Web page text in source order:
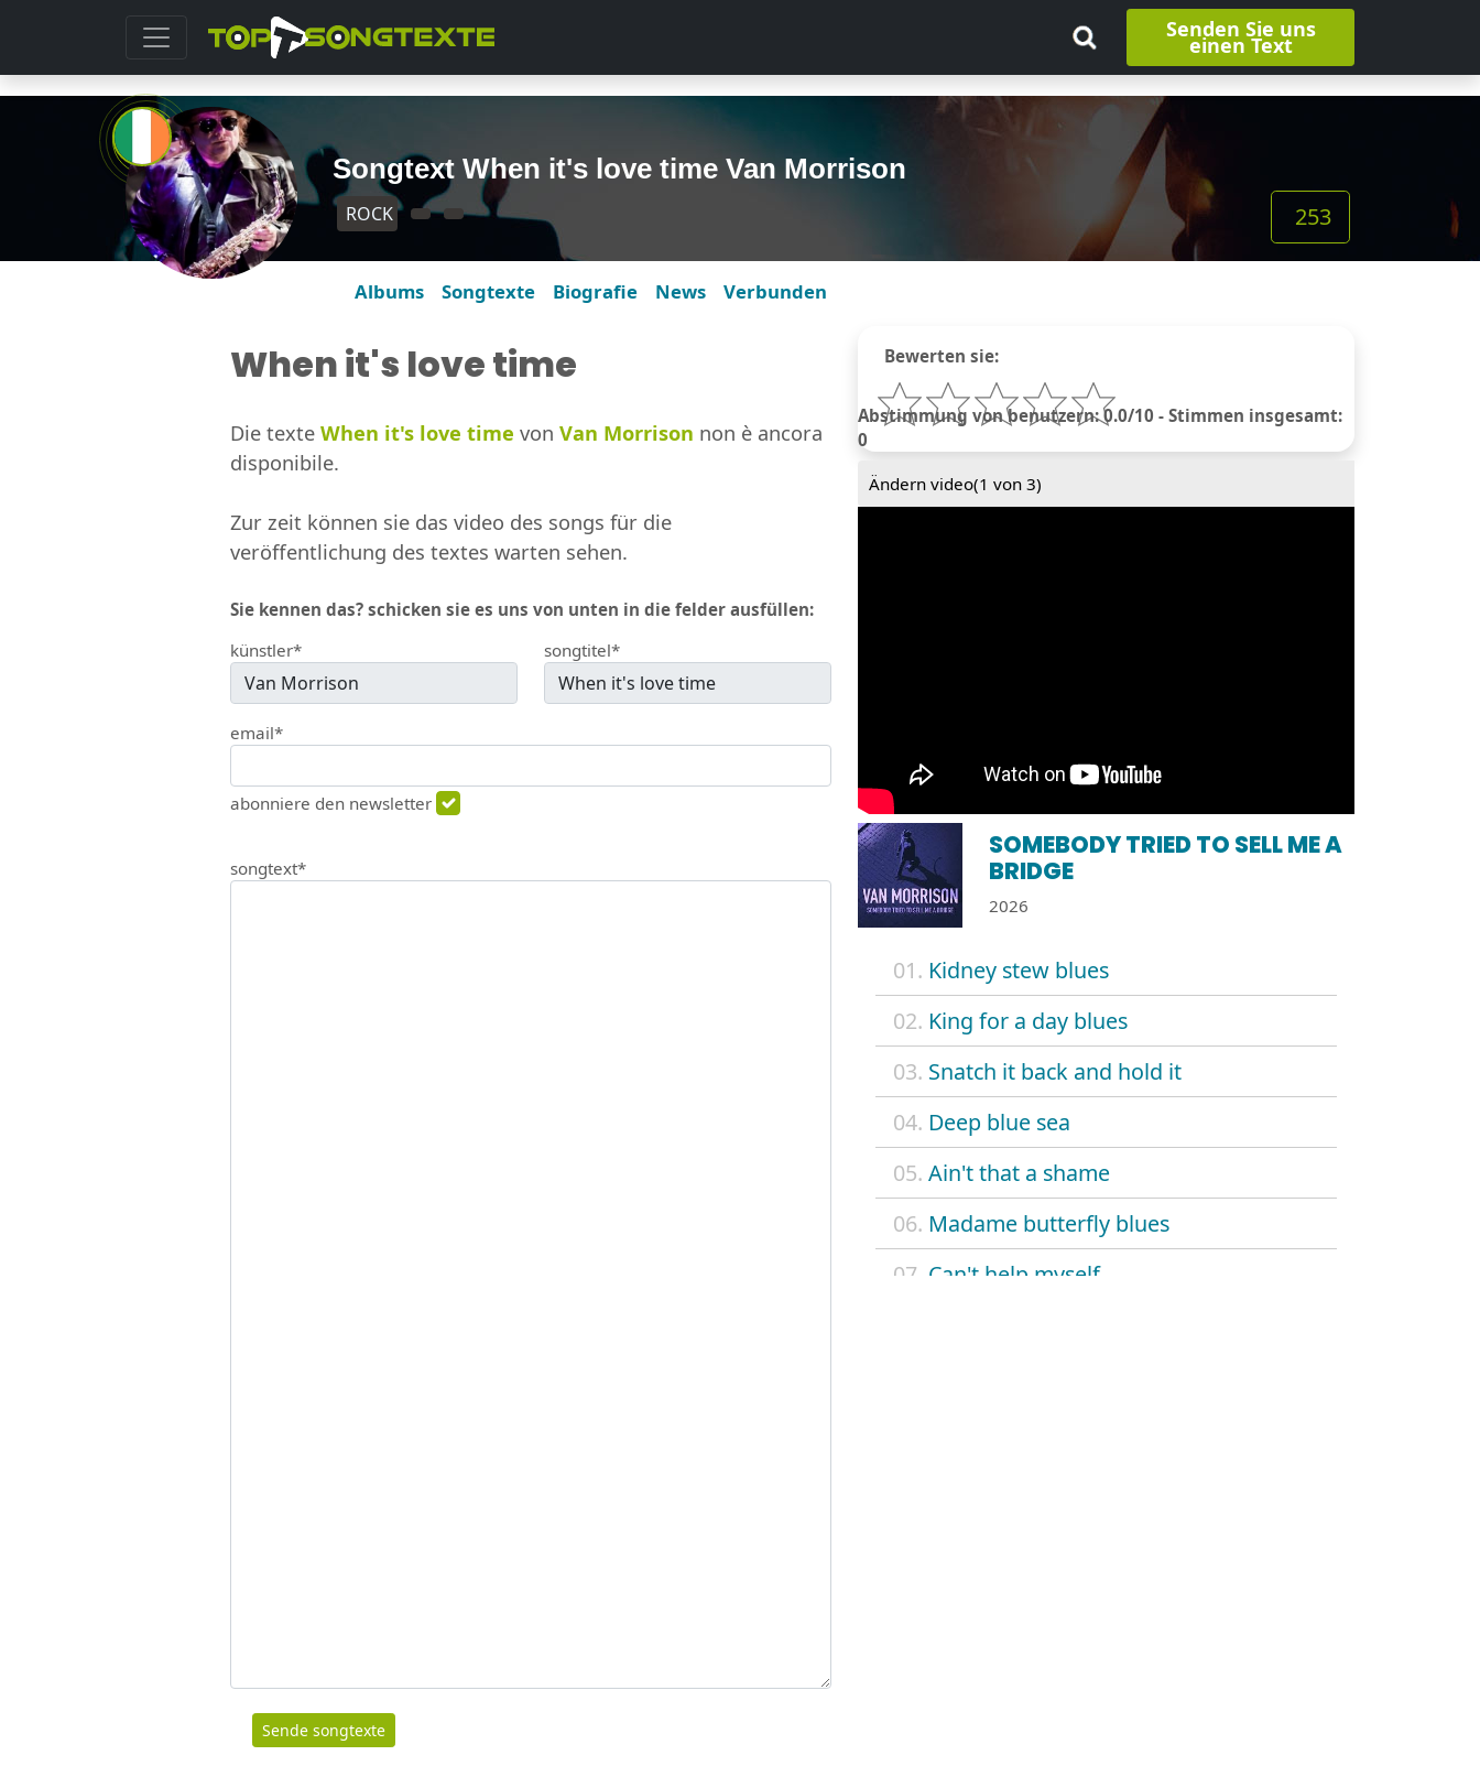
Senden Sie uns
einen Text
Songtext When it's love time Van Morrison
ROCK 253
Albums Songtexte Biografie News Verbunden
Bewerten sie:
Abstimmung von benutzern: 0.0/10 - Stimmen insgesamt:
0
Ändern video(1 von 3)
SOMEBODY TRIED TO SELL ME A
BRIDGE
2026
01. Kidney stew blues
02. King for a day blues
03. Snatch it back and hold it
04. Deep blue sea
05. Ain't that a shame
06. Madame butterfly blues
07. Can't help myself
When it's love time
Die texte When it's love time von Van Morrison non è ancora
disponibile.
Zur zeit können sie das video des songs für die
veröffentlichung des textes warten sehen.
Sie kennen das? schicken sie es uns von unten in die felder ausfüllen:
künstler*
songtitel*
email*
abonniere den newsletter
songtext*
Sende songtexte